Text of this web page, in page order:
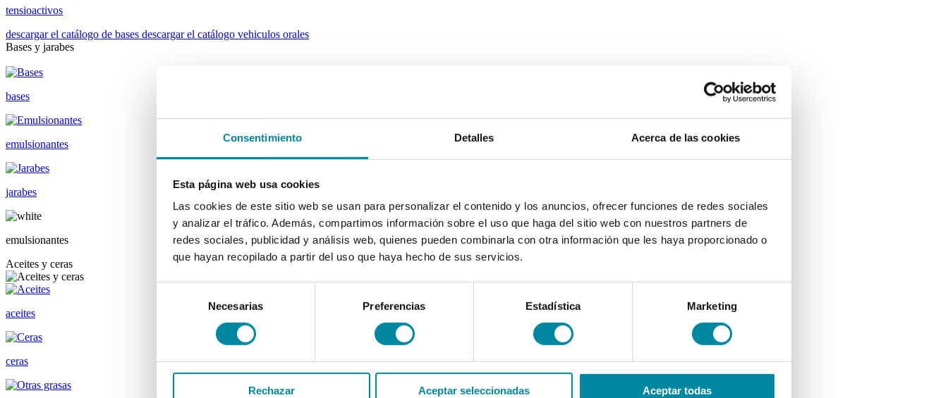
Consentimiento Detalles Acerca de las cookies
Esta página web usa cookies
Las cookies de este sitio web se usan para personalizar el contenido y los anuncios, ofrecer funciones de redes sociales
y analizar el tráfico. Además, compartimos información sobre el uso que haga del sitio web con nuestros partners de
redes sociales, publicidad y análisis web, quienes pueden combinarla con otra información que les haya proporcionado o
que hayan recopilado a partir del uso que haya hecho de sus servicios.
consentimiento
Necesarias Preferencias Estadística Marketing
Rechazar Aceptar seleccionadas Aceptar todas
tensioactivos
descargar el catálogo de bases descargar el catálogo vehiculos orales
Bases y jarabes
bases
emulsionantes
jarabes
emulsionantes
Aceites y ceras
aceites
ceras